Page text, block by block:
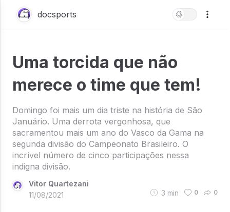
docsports
Uma torcida que não
merece o time que tem!
Domingo foi mais um dia triste na história de São
Januário. Uma derrota vergonhosa, que
sacramentou mais um ano do Vasco da Gama na
segunda divisão do Campeonato Brasileiro. O
incrível número de cinco participações nessa
indigna divisão.
Vitor Quartezani
11/08/2021
3 min 0 0